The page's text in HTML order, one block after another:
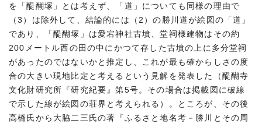
を「醍醐塚」とは考えず、「道」についても同様の理由で
（3）は除外して、結論的には（2）の勝川道が絵図の「道」
であり、「醍醐塚」は愛宕神社古墳、堂祠様建物はその約
200メートル西の田の中にかつて存した古墳の上に多分堂祠
があったのではないかと推定し、これが最も確からしさの度
合の大きい現地比定と考えるという見解を発表した（醍醐寺
文化財研究所『研究紀要』第5号。その場合は掲載図に破線
で示した線が絵図の荘界と考えられる）。ところが、その後
高橋氏から大脇二三氏の著『ふるさと地名考－勝川とその周